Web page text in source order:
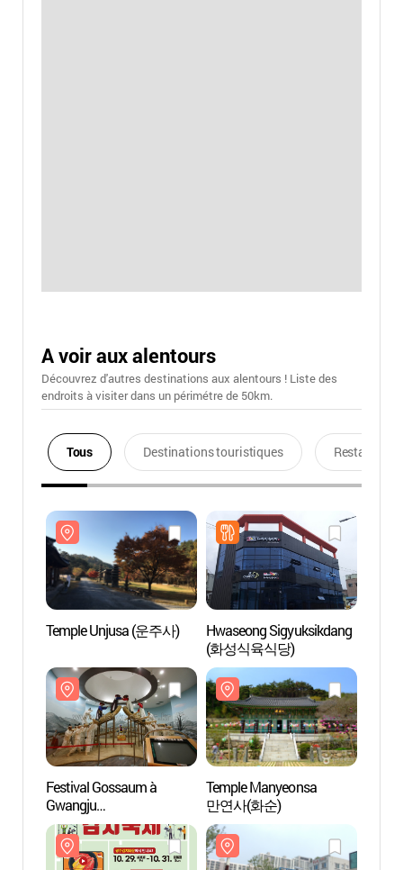
A voir aux alentours
Découvrez d'autres destinations aux alentours ! Liste des
endroits à visiter dans un périmétre de 50km.
Tous Destinations touristiques Restaurants
Temple Unjusa (운주사)
Hwaseong Sigyuksikdang
(화성식육식당)
Festival Gossaum à
Gwangju
(광주고싸움놀이축제)
Temple Manyeonsa
만연사(화순)